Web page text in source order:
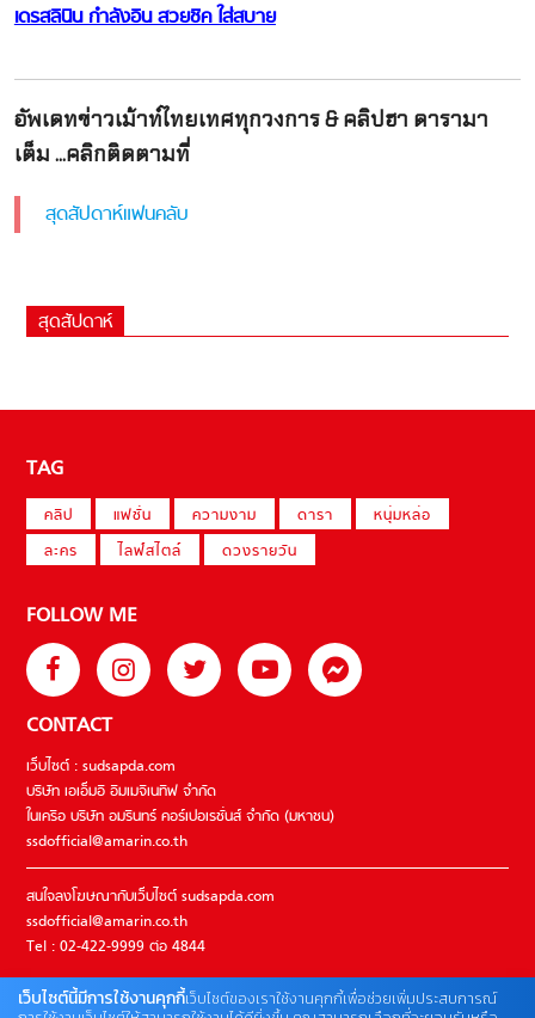
เดรสลินิน กำลังอิน สวยชิค ใส่สบาย
อัพเดทข่าวเม้าท์ไทยเทศทุกวงการ & คลิปฮา ดารามา
เต็ม ...คลิกติดตามที่
สุดสัปดาห์แฟนคลับ
สุดสัปดาห์
TAG
คลิป แฟชั่น ความงาม ดารา
หนุ่มหล่อ
ละคร
ไลฟ์สไตล์ ดวงรายวัน
FOLLOW ME
CONTACT
เว็บไซต์ : sudsapda.com
บริษัท เอเอ็มอี อิมเมจิเนทีฟ จำกัด
ในเครือ บริษัท อมรินทร์ คอร์เปอเรชั่นส์ จำกัด (มหาชน)
ssdofficial@amarin.co.th
สนใจลงโฆษณากับเว็บไซต์ sudsapda.com
ssdofficial@amarin.co.th
Tel : 02-422-9999 ต่อ 4844
เว็บไซต์นี้มีการใช้งานคุกกี้เว็บไซต์ของเราใช้งานคุกกี้เพื่อช่วยเพิ่มประสบการณ์